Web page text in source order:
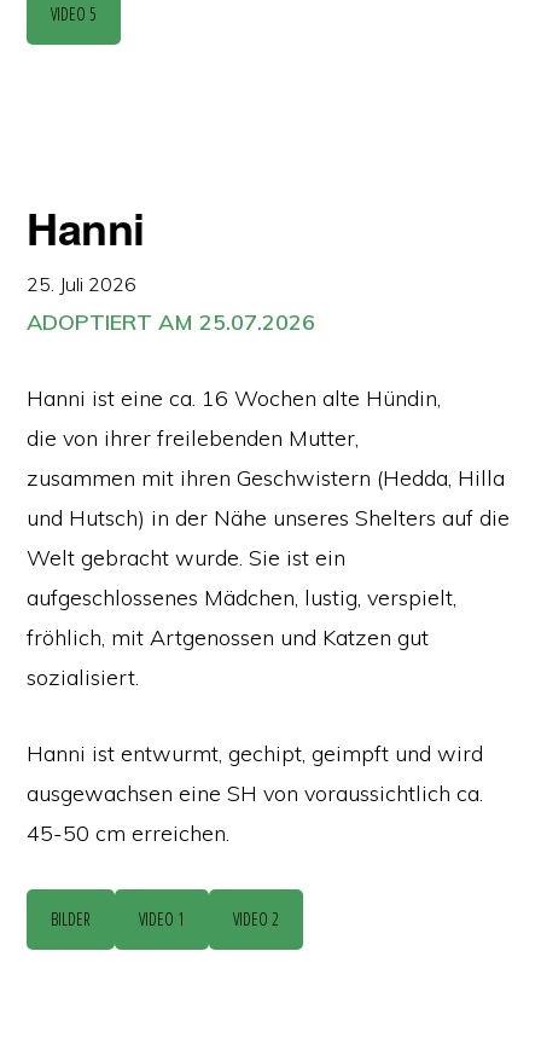
VIDEO 5
Hanni
25. Juli 2026
ADOPTIERT AM 25.07.2026
Hanni ist eine ca. 16 Wochen alte Hündin,
die von ihrer freilebenden Mutter,
zusammen mit ihren Geschwistern (Hedda, Hilla
und Hutsch) in der Nähe unseres Shelters auf die
Welt gebracht wurde. Sie ist ein
aufgeschlossenes Mädchen, lustig, verspielt,
fröhlich, mit Artgenossen und Katzen gut
sozialisiert.
Hanni ist entwurmt, gechipt, geimpft und wird
ausgewachsen eine SH von voraussichtlich ca.
45-50 cm erreichen.
BILDER VIDEO 1 VIDEO 2